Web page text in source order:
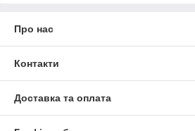
Про нас
Контакти
Доставка та оплата